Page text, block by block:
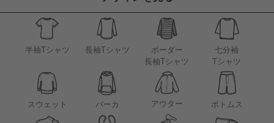
半袖Tシャツ 長袖Tシャツ
ボーダー
長袖Tシャツ
七分袖
Tシャツ
スウェット パーカ アウター ボトムス